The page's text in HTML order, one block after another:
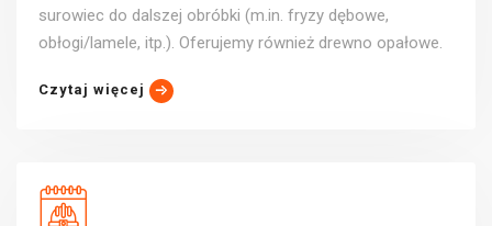
surowiec do dalszej obróbki (m.in. fryzy dębowe,
obłogi/lamele, itp.). Oferujemy również drewno opałowe.
Czytaj więcej